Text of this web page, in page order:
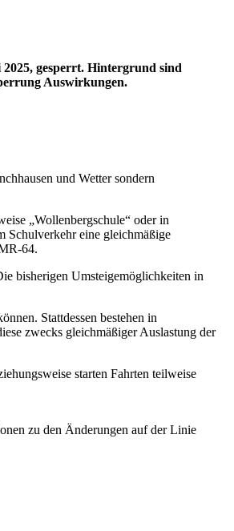
gesperrt. Hintergrund sind
Auswirkungen.
und Wetter sondern
„Wollenbergschule“ oder in
Schulverkehr eine gleichmäßige
64.
bisherigen Umsteigemöglichkeiten in
Stattdessen bestehen in
zwecks gleichmäßiger Auslastung der
starten Fahrten teilweise
zu den Änderungen auf der Linie